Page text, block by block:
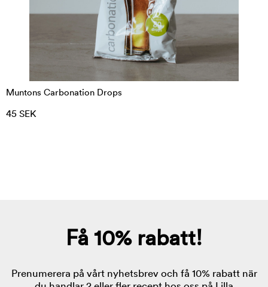
Muntons Carbonation Drops
45 SEK